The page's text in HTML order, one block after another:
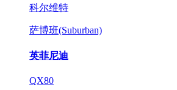
科尔维特
萨博班(Suburban)
英菲尼迪
QX80